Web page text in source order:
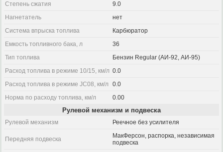
Степень сжатия
9.0
Нагнетатель
нет
Система впрыска топлива
Карбюратор
Емкость топливного бака, л
36
Тип топлива
Бензин Regular (АИ-92, АИ-95)
Расход топлива в режиме 10/15, км/л 0.0
Расход топлива в режиме JC08, км/л
0.0
Норма по расходу топлива, км/л
0.00
Рулевой механизм и подвеска
Рулевой механизм Реечное без усилителя
Передняя подвеска
МакФерсон, распорка, независимая
подвеска